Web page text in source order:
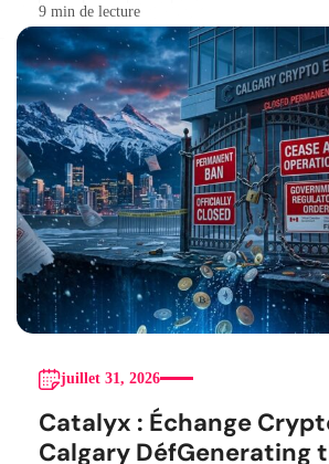
9 min de lecture
juillet 31, 2026
Catalyx : Échange
Calgary DéfGenerating